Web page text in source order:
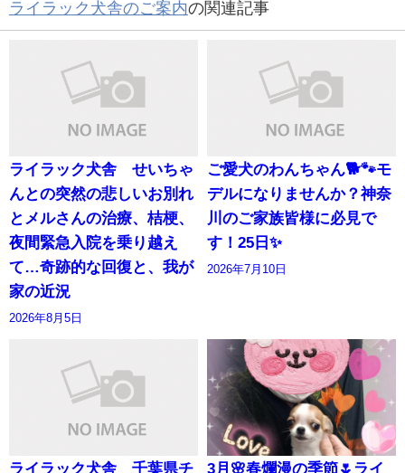
ライラック犬舎のご案内の関連記事
ライラック犬舎 せいちゃ
んとの突然の悲しいお別れ
とメルさんの治療、桔梗、
夜間緊急入院を乗り越え
て…奇跡的な回復と、我が
家の近況
2026年8月5日
ご愛犬のわんちゃん🐕🐾モ
デルになりませんか？神奈
川のご家族皆様に必見で
す！25日✨
2026年7月10日
ライラック犬舎 千葉県チ 3月🌸春爛漫の季節🌷ライ